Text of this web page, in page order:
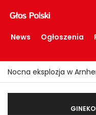
News Ogłoszenia